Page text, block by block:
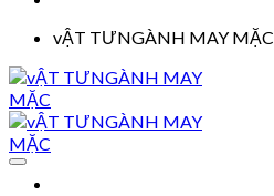
vẬT TƯNGÀNH MAY MẶC